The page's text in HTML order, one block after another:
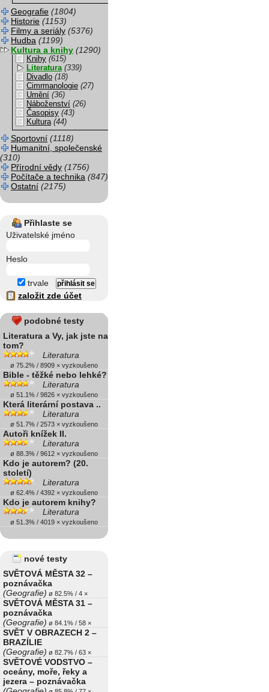
Geografie (1804)
Historie (1153)
Filmy a seriály (5376)
Hudba (1199)
Kultura a knihy (1290)
Knihy (615)
Literatura (339)
Divadlo (18)
Cimrmanologie (27)
Umění (36)
Náboženství (26)
Časopisy (43)
Kultura (44)
Sportovní (1118)
Humanitní, společenské
(310)
Přírodní vědy (1756)
Počítače a technika (847)
Ostatní (2175)
Přihlaste se
Uživatelské jméno
Heslo
trvale
založit zde účet
podobné testy
Literatura a Vy, jak jste na
tom?
Literatura
ø 75.2% / 8909 × vyzkoušeno
Bible - těžké nebo lehké?
Literatura
ø 51.1% / 9826 × vyzkoušeno
Která literární postava ..
Literatura
ø 51.7% / 2573 × vyzkoušeno
Autoři knížek II.
Literatura
ø 88.3% / 9612 × vyzkoušeno
Kdo je autorem? (20.
století)
Literatura
ø 62.4% / 4392 × vyzkoušeno
Kdo je autorem knihy?
Literatura
ø 51.3% / 4019 × vyzkoušeno
nové testy
SVĚTOVÁ MĚSTA 32 –
poznávačka
(Geografie) ø 82.5% / 4 ×
SVĚTOVÁ MĚSTA 31 –
poznávačka
(Geografie) ø 84.1% / 58 ×
SVĚT V OBRAZECH 2 –
BRAZÍLIE
(Geografie) ø 82.7% / 63 ×
SVĚTOVÉ VODSTVO –
oceány, moře, řeky a
jezera – poznávačka